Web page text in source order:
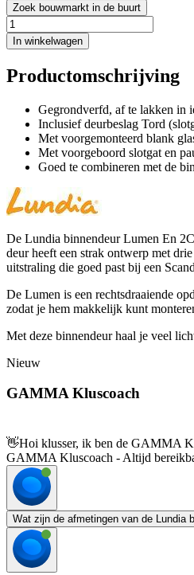
Zoek bouwmarkt in de buurt
In winkelwagen
Productomschrijving
Gegrondverfd, af te lakken in
Inclusief deurbeslag Tord
Met voorgemonteerd blank
Met voorgeboord slotgat en
Goed te combineren met de
De Lundia binnendeur Lumen En
deur heeft een strak ontwerp met
uitstraling die goed past bij een
De Lumen is een rechtsdraaiende
zodat je hem makkelijk kunt
Met deze binnendeur haal je veel
Nieuw
GAMMA Kluscoach
👋Hoi klusser, ik ben de GAMMA
GAMMA Kluscoach - Altijd
Wat zijn de afmetingen van de Lundia